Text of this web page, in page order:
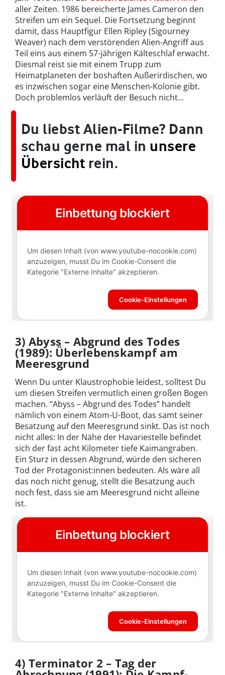
aller Zeiten. 1986 bereicherte James Cameron den
Streifen um ein Sequel. Die Fortsetzung beginnt
damit, dass Hauptfigur Ellen Ripley (Sigourney
Weaver) nach dem verstörenden Alien-Angriff aus
Teil eins aus einem 57-jährigen Kälteschlaf erwacht.
Diesmal reist sie mit einem Trupp zum
Heimatplaneten der boshaften Außerirdischen, wo
es inzwischen sogar eine Menschen-Kolonie gibt.
Doch problemlos verläuft der Besuch nicht…
Du liebst Alien-Filme? Dann
schau gerne mal in unsere
Übersicht rein.
3) Abyss – Abgrund des Todes
(1989): Überlebenskampf am
Meeresgrund
Wenn Du unter Klaustrophobie leidest, solltest Du
um diesen Streifen vermutlich einen großen Bogen
machen. “Abyss – Abgrund des Todes” handelt
nämlich von einem Atom-U-Boot, das samt seiner
Besatzung auf den Meeresgrund sinkt. Das ist noch
nicht alles: In der Nähe der Havariestelle befindet
sich der fast acht Kilometer tiefe Kaimangraben.
Ein Sturz in dessen Abgrund, würde den sicheren
Tod der Protagonist:innen bedeuten. Als wäre all
das noch nicht genug, stellt die Besatzung auch
noch fest, dass sie am Meeresgrund nicht alleine
ist.
4) Terminator 2 – Tag der